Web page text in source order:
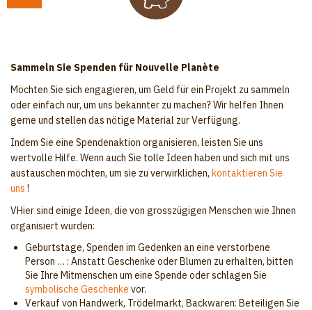
Sammeln Sie Spenden für Nouvelle Planète
Möchten Sie sich engagieren, um Geld für ein Projekt zu sammeln
oder einfach nur, um uns bekannter zu machen? Wir helfen Ihnen
gerne und stellen das nötige Material zur Verfügung.
Indem Sie eine Spendenaktion organisieren, leisten Sie uns
wertvolle Hilfe. Wenn auch Sie tolle Ideen haben und sich mit uns
austauschen möchten, um sie zu verwirklichen, kontaktieren Sie
uns !
VHier sind einige Ideen, die von grosszügigen Menschen wie Ihnen
organisiert wurden:
Geburtstage, Spenden im Gedenken an eine verstorbene
Person … : Anstatt Geschenke oder Blumen zu erhalten, bitten
Sie Ihre Mitmenschen um eine Spende oder schlagen Sie
symbolische Geschenke vor.
Verkauf von Handwerk, Trödelmarkt, Backwaren: Beteiligen Sie